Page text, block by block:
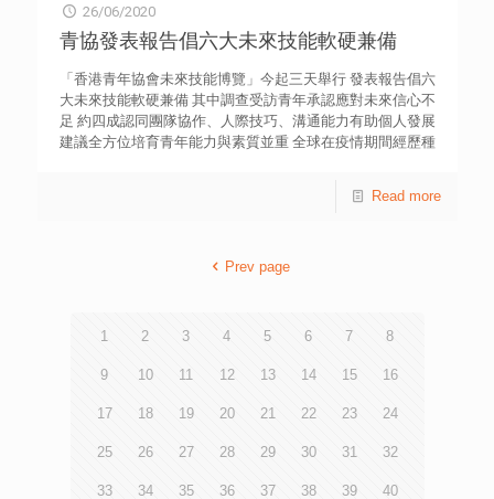
我們介紹「遠程醫療」 (Telemedicine) 的中心——
S.E.T.Faci1ity， S.E.T.分別是SkiIls、E-Iearning和
Telemedicine，中心經常舉辦遙距醫療會議，為落後地區或
者二線城市的醫生提供持續進修的機會，教授最新醫療方
案。除了教學用途外，中心亦提供平台讓印度全國的醫生詢
問不同奇難雜症的相關問題，更定期舉辦國際研討會與國外
的醫療機構進行交流。 「遠程醫療」在印度的小型私家醫
根據需要，轉介病人到城市接受更全面檢查及治療，或與不
同專科的醫生一同會診。我們希望可以將「遠程醫療」應用
及醫院跟進，減少外出，「遠程醫療」值得借鑒及好好應
心不相伯仲。Prof. S. Khokhar亦介紹了印度的公營醫療系統
及全民醫療計劃，若患者染上較輕微的疾病，醫療機構會收
大約1.1港元。他表示有關醫療系統除了為本地居民服務
的中亞國家。 這次旅程令我們了解印度於醫療領域的足跡
多業界同事及對醫療行業有興趣的青年分享，從而讓香港的
的軟硬技能，包括︰全健管理、數碼技能、人生規劃、創新
解難、抗逆應變、溝通協作，讓青年有更好裝備。何永昌指
出，參與「香港青年協會英語演講比賽」正是培育溝通協作
的有效模式，他亦高度讚賞學生的優秀表現，並衷心感謝滙
豐的支持和信任，透過別具特色的活動和訓練，培育青年多
元技能。 香港青年協會領袖學院與香港薈英社協辦的「香
港青年協會英語演講比賽」，今年共吸引了1,500多位來自
及高中組共10位學生，在兩輪評審後晉身總決賽。每位學生
是否與時並進。初中組題目則要求學生從老師角度出發，換
賽2020」得獎名單 初中組 姓名 就讀學校 獎項 岑沛欣 沙田
柏雨中學 季軍 李樂晴 聖保羅男女中學 優異獎 陳浩銘 英華
冠軍 黃子晉 拔萃男書院 亞軍 Rudaba RUBAIYATH 英華女學
港國際學校 優異獎
26/06/2020
青協發表報告倡六大未來技能軟硬兼備
「香港青年協會未來技能博覽」今起三天舉行 發表報告倡六
大未來技能軟硬兼備 其中調查受訪青年承認應對未來信心不
足 約四成認同團隊協作、人際技巧、溝通能力有助個人發展
建議全方位培育青年能力與素質並重 全球在疫情期間經歷種
要。香港青年協會今天（26日）公布「未來技能，迎接挑
作，讓青年不單止應付就業需要，同時可應對生活種種考驗
未來技能的掌握概況，以及對領袖培訓的意見；另亦深入訪
進行聚焦小組討論，藉此就裝備青年未來技能的理念和培育
識未來技能」，平均分為3.36分（1分代表非常不同意，5分
6分（1分為最低，10分為最高），只略高於5分合格水平，
Read more
Prev page
1 2 3 4 5 6 7 8
9 10 11 12 13 14 15 16
17 18 19 20 21 22 23 24
25 26 27 28 29 30 31 32
33 34 35 36 37 38 39 40